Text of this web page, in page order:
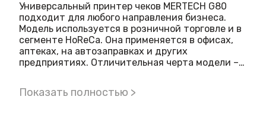
Универсальный принтер чеков MERTECH G80
подходит для любого направления бизнеса.
Модель используется в розничной торговле и в
сегменте HoReCa. Она применяется в офисах,
аптеках, на автозаправках и других
предприятиях. Отличительная черта модели –
Чековый принтер может подключаться к POS-
Показать полностью >